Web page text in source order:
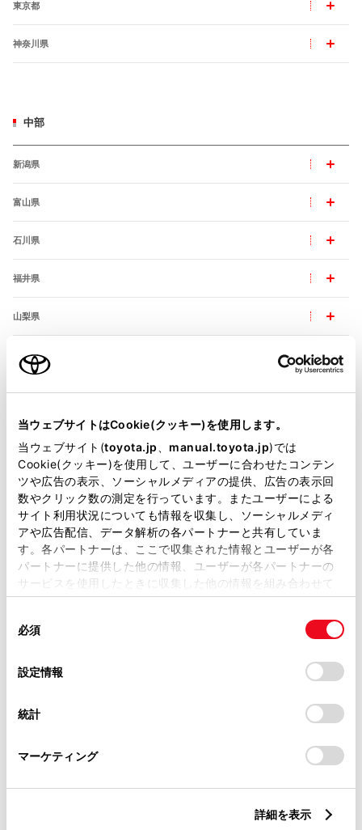
当ウェブサイトはCookie(クッキー)を使用します。
当ウェブサイト(toyota.jp manual.toyota.jp)では
Cookie(クッキー)を使用して、ユーザーに合わせたコンテン
ツや広告の表示、ソーシャルメディアの提供、広告の表示回
数やクリック数の測定を行っています。またユーザーによる
サイト利用状況についても情報を収集し、ソーシャルメディ
アや広告配信、データ解析の各パートナーと共有していま
す。各パートナーは、ここで収集された情報とユーザーが各
パートナーに提供した他の情報、ユーザーが各パートナーの
サービスを使用したときに収集した他の情報を組み合わせて
使用することがあります。当ウェブサイトの使用を続行する
デバイスにすべてのCookie(クッキー)が保存されることに同
意したことになります。Cookie(クッキー)のオプトアウト、
設定の変更、同意を撤回したりするにあたっては、当社の
「Cookie（クッキー）情報の取り扱いについて
」をご覧くだ
必須
設定情報
統計
マーケティング
詳細を表示
東京都
神奈川県
中部
新潟県
富山県
石川県
福井県
山梨県
長野県
岐阜県
静岡県
愛知県
三重県
近畿
滋賀県
京都府